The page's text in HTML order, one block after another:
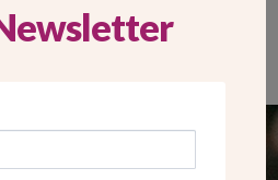
ont été disposés de chaque côté
les chants.